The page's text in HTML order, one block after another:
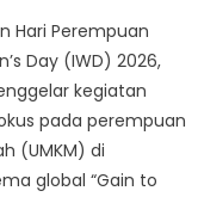
Hari Perempuan
Day (IWD) 2026,
kegiatan
pada perempuan
(UMKM) di
global “Gain to